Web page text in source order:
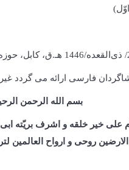
فارسی ارائه می گردد غیر
بسم الله الرحمن
علی خیر خلقه و اشرف بریّته
روحی و ارواح العالمین